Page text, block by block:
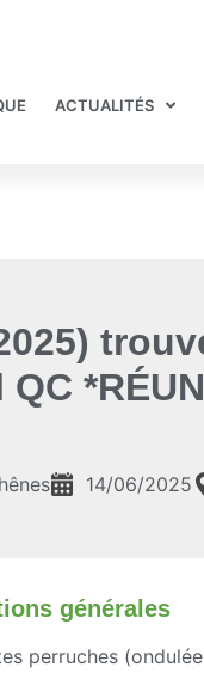
ACTUALITÉS
14/06/2025
générales​
perruches